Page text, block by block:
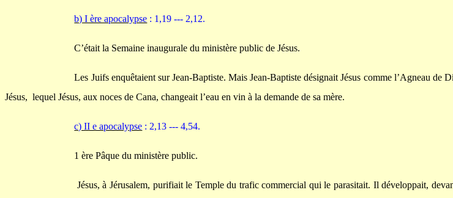
b) I ère apocalypse : 1,19 --- 2,12.
C’était la Semaine inaugurale du ministère public de Jésus.
Les Juifs enquêtaient sur Jean-Baptiste. Mais Jean-Baptiste désignait Jésus comme l’Agneau
Jésus, lequel Jésus, aux noces de Cana, changeait l’eau en vin à la demande de sa mère.
c) II e apocalypse : 2,13 --- 4,54.
1 ère Pâque du ministère public.
Jésus, à Jérusalem, purifiait le Temple du trafic commercial qui le parasitait. Il développait,